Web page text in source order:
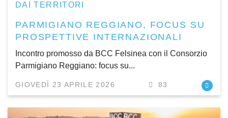
DAI TERRITORI
PARMIGIANO REGGIANO, FOCUS SU
PROSPETTIVE INTERNAZIONALI
Incontro promosso da BCC Felsinea con il Consorzio
Parmigiano Reggiano: focus su...
GIOVEDÌ 23 APRILE 2026 83